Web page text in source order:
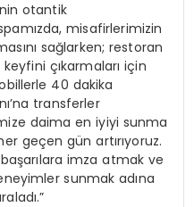
otantik
misafirlerimizin
sağlarken; restoran
çıkarmaları için
40 dakika
transferler
daima en iyiyi sunma
geçen gün artırıyoruz.
imza atmak ve
sunmak adına